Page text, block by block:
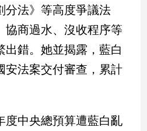
分法》等高度爭議法
協商過水、沒收程序等
出錯。她並揭露，藍白
安法案交付審查，累計
度中央總預算遭藍白亂